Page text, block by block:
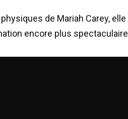
physiques de Mariah Carey, elle
encore plus spectaculaire